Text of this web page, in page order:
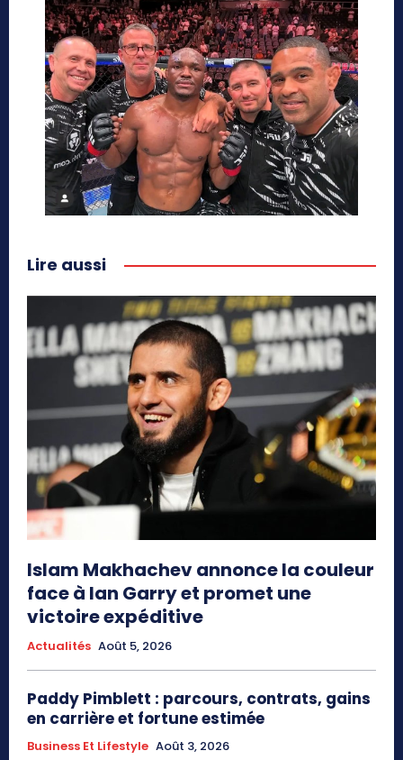
Lire aussi
Islam Makhachev annonce la couleur
face à Ian Garry et promet une
victoire expéditive
Actualités Août 5, 2026
Paddy Pimblett : parcours, contrats, gains
en carrière et fortune estimée
Business Et Lifestyle Août 3, 2026